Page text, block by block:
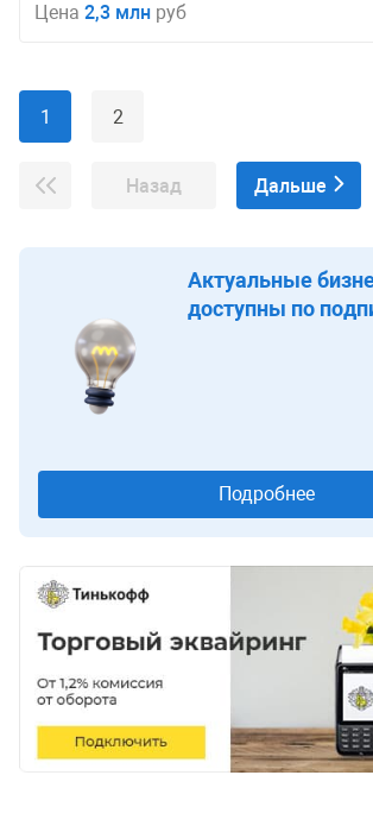
Цена 2,3 млн руб
1 2
Назад Дальше
Актуальные
доступны по
Подробнее